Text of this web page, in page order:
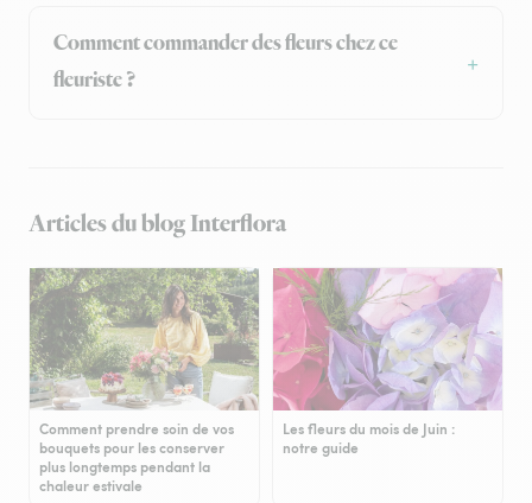
Comment commander des fleurs chez ce
fleuriste ?
Articles du blog Interflora
Comment prendre soin de vos
bouquets pour les conserver
plus longtemps pendant la
chaleur estivale
Les fleurs du mois de Juin :
notre guide